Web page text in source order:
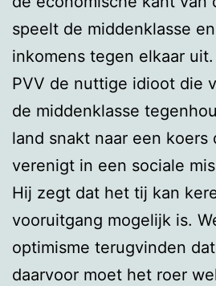
speelt de middenklasse
inkomens tegen elkaar
PVV de nuttige idioot die
de middenklasse
land snakt naar een koers
verenigt in een sociale
Hij zegt dat het tij kan
vooruitgang mogelijk is.
optimisme terugvinden
daarvoor moet het roer